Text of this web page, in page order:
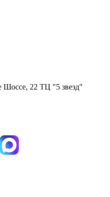
Шоссе, 22 ТЦ "5 звезд"